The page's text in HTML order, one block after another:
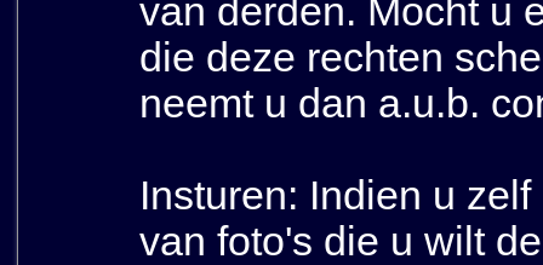
van derden. Mocht u
die deze rechten
neemt u dan a.u.b.
Insturen: Indien u
van foto's die u wilt